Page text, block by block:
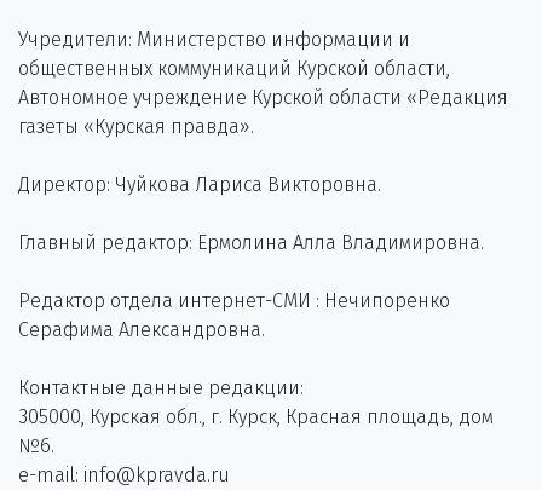
Учредители: Министерство информации и
общественных коммуникаций Курской области,
Автономное учреждение Курской области «Редакция
газеты «Курская правда».
Директор: Чуйкова Лариса Викторовна.
Главный редактор: Ермолина Алла Владимировна.
Редактор отдела интернет-СМИ : Нечипоренко
Серафима Александровна.
Контактные данные редакции:
305000, Курская обл., г. Курск, Красная площадь, дом
№6.
e-mail: info@kpravda.ru